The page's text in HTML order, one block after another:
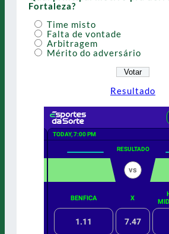
Fortaleza?
Time misto
Falta de vontade
Arbitragem
Mérito do adversário
Resultado